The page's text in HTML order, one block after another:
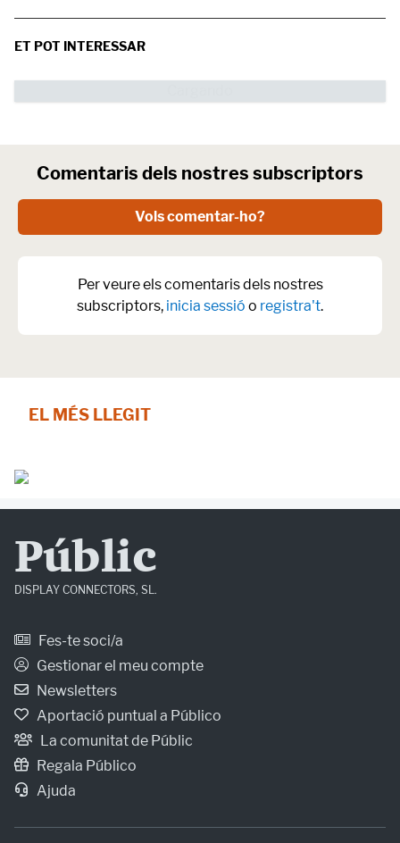
ET POT INTERESSAR
Comentaris dels nostres subscriptors
Vols comentar-ho?
Per veure els comentaris dels nostres
subscriptors, inicia sessió o registra't.
EL MÉS LLEGIT
Públic
DISPLAY CONNECTORS, SL.
Fes-te soci/a
Gestionar el meu compte
Newsletters
Aportació puntual a Público
La comunitat de Públic
Regala Público
Ajuda